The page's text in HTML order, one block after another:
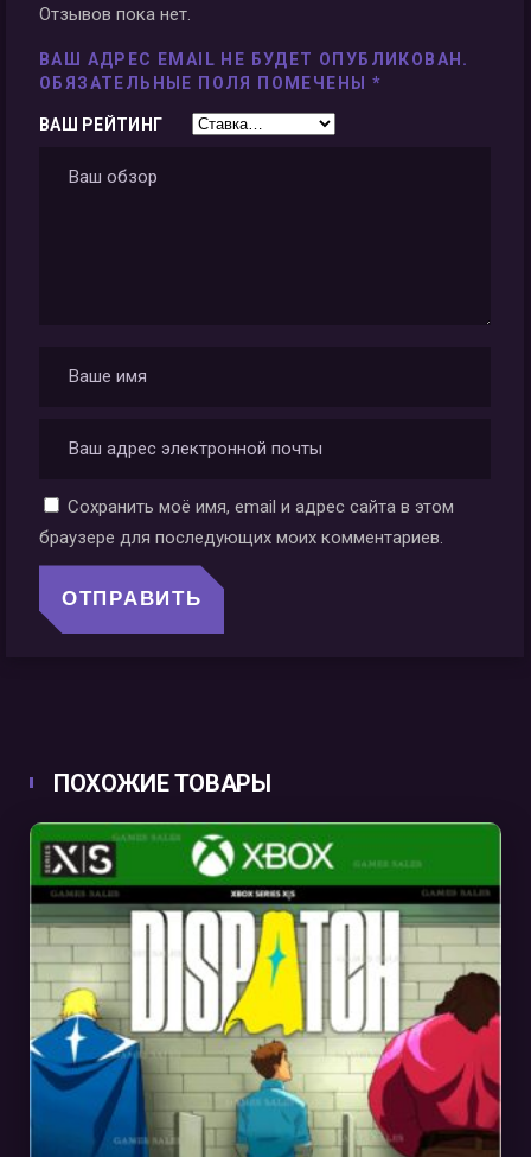
Отзывов пока нет.
ВАШ АДРЕС EMAIL НЕ БУДЕТ ОПУБЛИКОВАН.
ОБЯЗАТЕЛЬНЫЕ ПОЛЯ ПОМЕЧЕНЫ *
ВАШ РЕЙТИНГ
Сохранить моё имя, email и адрес сайта в этом
браузере для последующих моих комментариев.
ПОХОЖИЕ ТОВАРЫ
В КОРЗИНУ